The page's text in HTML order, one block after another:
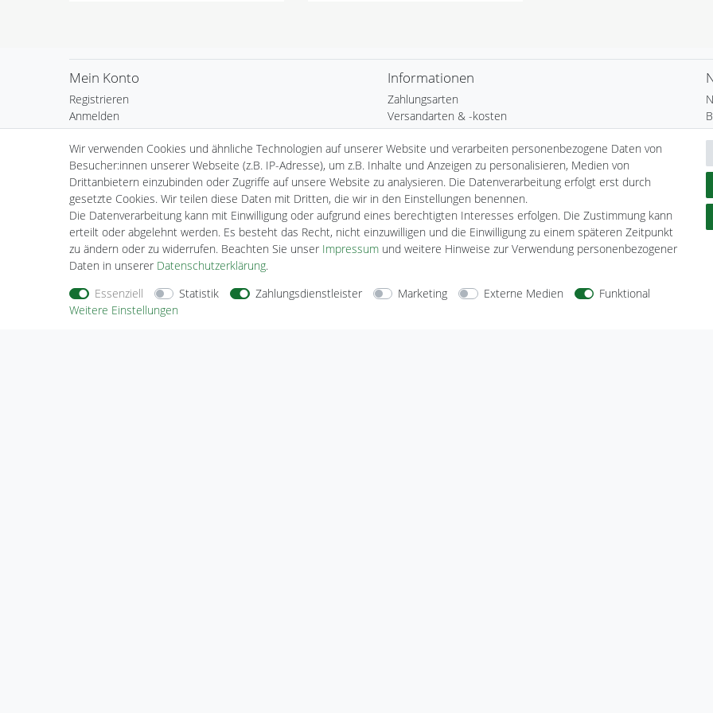
Mein Konto
Registrieren
Anmelden
Warenkorb
Kasse
Wunschliste
Informationen
Zahlungsarten
Versandarten & -kosten
Umwelt & Entsorgung
Nehmen SieKontaktmit uns auf
Wir verwenden Cookies und ähnliche Technologien auf unserer Website und verarbeiten personenbezogene Daten von
Besucher:innen unserer Webseite (z.B. IP-Adresse), um z.B. Inhalte und Anzeigen zu personalisieren, Medien von
Drittanbietern einzubinden oder Zugriffe auf unsere Website zu analysieren. Die Datenverarbeitung erfolgt erst durch
gesetzte Cookies. Wir teilen diese Daten mit Dritten, die wir in den Einstellungen benennen.
Die Datenverarbeitung kann mit Einwilligung oder aufgrund eines berechtigten Interesses erfolgen. Die Zustimmung kann
erteilt oder abgelehnt werden. Es besteht das Recht, nicht einzuwilligen und die Einwilligung zu einem späteren Zeitpunkt
zu ändern oder zu widerrufen. Beachten Sie unser Impressum und weitere Hinweise zur Verwendung personenbezogener
Daten in unserer Daten­schutz­erklärung.
Essenziell
Statistik Zahlungsdienstleister Marketing Externe Medien
Funktional
Weitere Einstellungen